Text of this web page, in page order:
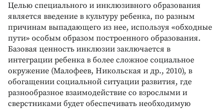
Целью специального и инклюзивного образования
является введение в культуру ребенка, по разным
причинам выпадающего из нее, используя «обходные
пути» особым образом построенного образования.
Базовая ценность инклюзии заключается в
интеграции ребенка в более сложное социальное
окружение (Малофеев, Никольская и др., 2010), в
обогащении социальной ситуации развития, где
разнообразное взаимодействие со взрослыми и
сверстниками будет обеспечивать необходимую